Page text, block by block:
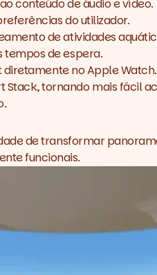
conteúdo de áudio e vídeo.
do utilizador.
de atividades
tempos de espera.
diretamente no Apple Watch.
tornando mais fácil
de transformar
funcionais.